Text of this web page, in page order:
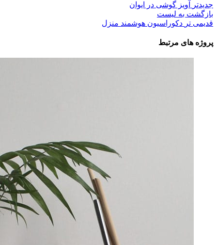
جدیدتر
آویز گوشی در ایوان
بازگشت به لیست
قدیمی تر دکوراسیون هوشمند منزل
پروژه های مرتبط